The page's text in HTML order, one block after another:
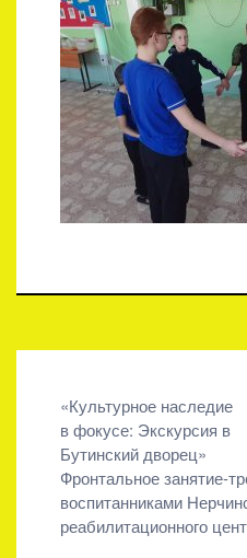
Навигация
по
записям
«Культурное наследие
в фокусе: Экскурсия в
Бутинский дворец»
Фронтальное занятие-
воспитанниками
реабилитационного